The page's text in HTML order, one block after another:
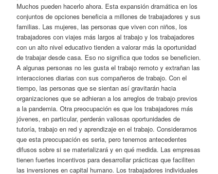
Muchos pueden hacerlo ahora. Esta expansión dramática en los
conjuntos de opciones beneficia a millones de trabajadores y sus
familias. Las mujeres, las personas que viven con niños, los
trabajadores con viajes más largos al trabajo y los trabajadores
con un alto nivel educativo tienden a valorar más la oportunidad
de trabajar desde casa. Eso no significa que todos se beneficien.
A algunas personas no les gusta el trabajo remoto y extrañan las
interacciones diarias con sus compañeros de trabajo. Con el
tiempo, las personas que se sientan así gravitarán hacia
organizaciones que se adhieran a los arreglos de trabajo previos
a la pandemia. Otra preocupación es que los trabajadores más
jóvenes, en particular, perderán valiosas oportunidades de
tutoría, trabajo en red y aprendizaje en el trabajo. Consideramos
que esta preocupación es seria, pero tenemos antecedentes
difusos sobre si se materializará y en qué medida. Las empresas
tienen fuertes incentivos para desarrollar prácticas que faciliten
las inversiones en capital humano. Los trabajadores individuales